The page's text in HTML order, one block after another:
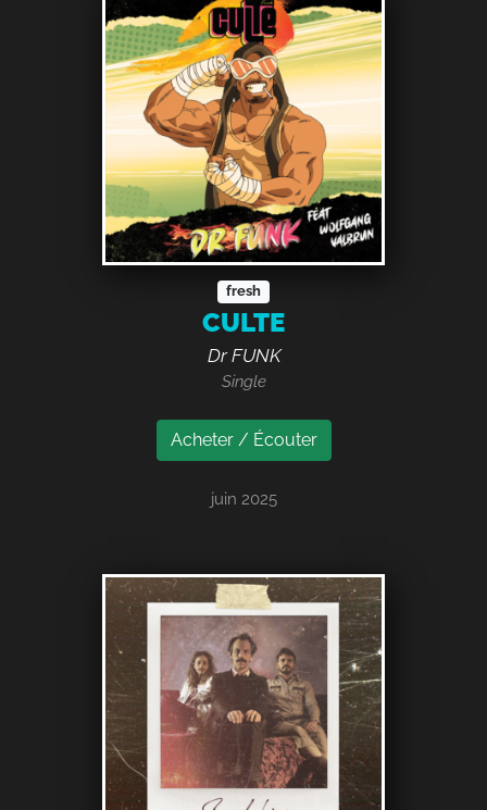
fresh
CULTE
Dr FUNK
Single
Acheter / Écouter
juin 2025